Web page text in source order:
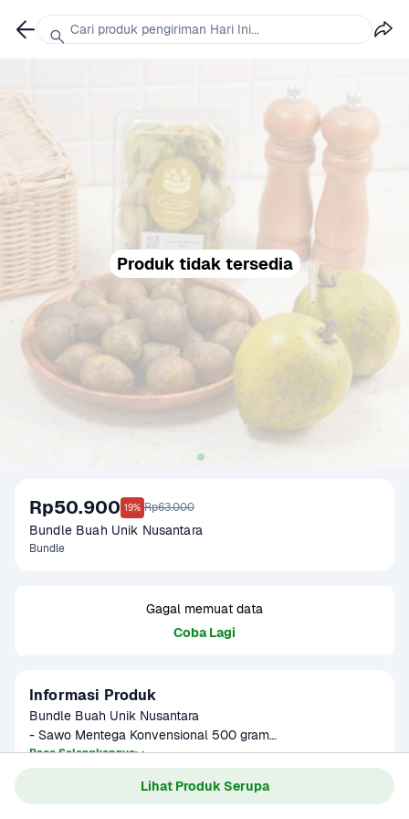
Lihat Produk Serupa
Produk tidak tersedia
Rp50.900 19% Rp63.000
Bundle Buah Unik Nusantara
Bundle
Gagal memuat data
Coba Lagi
Informasi Produk
Bundle Buah Unik Nusantara
- Sawo Mentega Konvensional 500 gram
- Matoa Konvensional 250 gram
- Ciplukan Konvensional 100 gram
Baca Selengkapnya
Kategori Buah
Cari produk pengiriman Hari Ini...